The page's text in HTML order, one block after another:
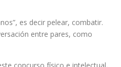
es decir pelear, combatir.
entre pares, como